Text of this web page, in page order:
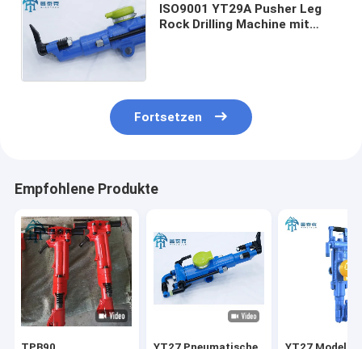
ISO9001 YT29A Pusher Leg
Rock Drilling Machine mit
Fortsetzen
Empfohlene Produkte